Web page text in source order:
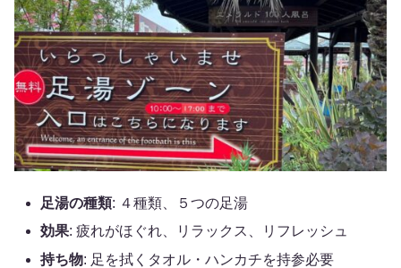
足湯の種類: ４種類、５つの足湯
効果: 疲れがほぐれ、リラックス、リフレッシュ
持ち物: 足を拭くタオル・ハンカチを持参必要